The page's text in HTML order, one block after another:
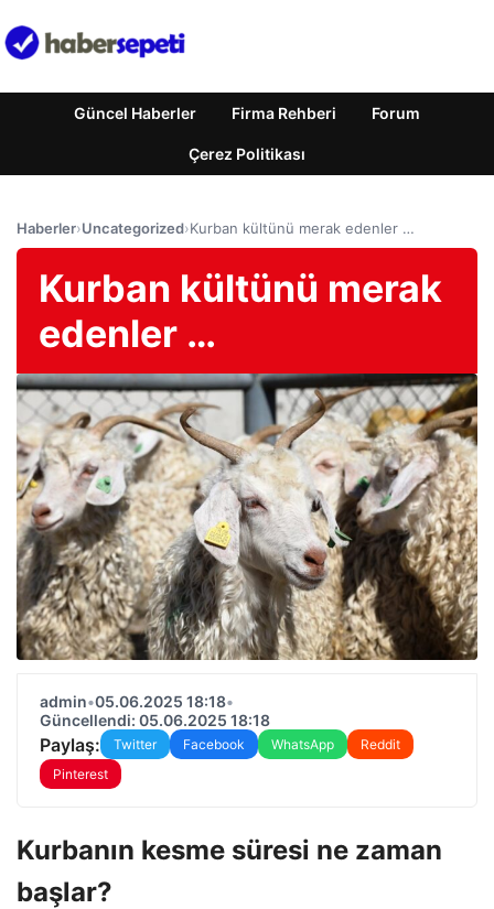
Güncel Haberler Firma Rehberi Forum
Çerez Politikası
Haberler›Uncategorized›Kurban kültünü merak edenler …
Kurban kültünü merak
edenler …
admin•05.06.2025 18:18•
Güncellendi: 05.06.2025 18:18
Paylaş: Twitter Facebook WhatsApp
Reddit
Pinterest
Kurbanın kesme süresi ne zaman
başlar?